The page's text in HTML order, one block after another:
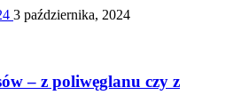
3 października, 2024
– z poliwęglanu czy z